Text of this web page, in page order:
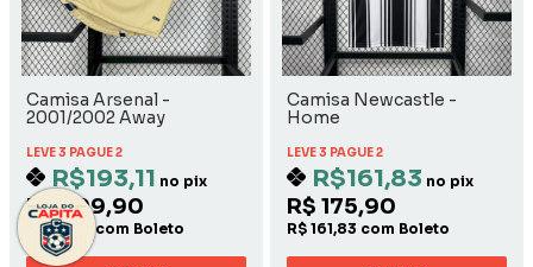
Camisa Arsenal -
2001/2002 Away
LEVE 3 PAGUE 2
R$193,11 no pix
R$ 209,90
R$ 193,11 com Boleto
Camisa Newcastle -
Home
LEVE 3 PAGUE 2
R$161,83 no pix
R$ 175,90
R$ 161,83 com Boleto